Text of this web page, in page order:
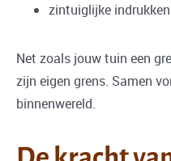
zintuiglijke indrukken
Net zoals jouw tuin een
zijn eigen grens. Samen
binnenwereld.